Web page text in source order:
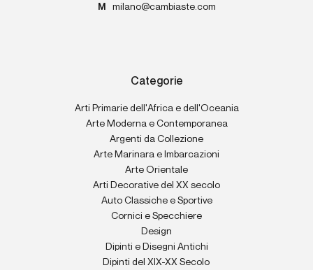
M
milano@cambiaste.com
Categorie
Arti Primarie dell'Africa e dell'Oceania
Arte Moderna e Contemporanea
Argenti da Collezione
Arte Marinara e Imbarcazioni
Arte Orientale
Arti Decorative del XX secolo
Auto Classiche e Sportive
Cornici e Specchiere
Design
Dipinti e Disegni Antichi
Dipinti del XIX-XX Secolo